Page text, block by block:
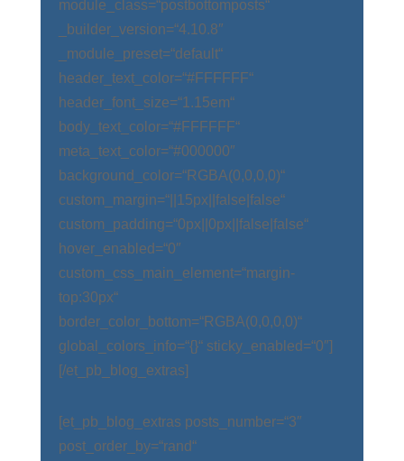
module_class=“postbottomposts“
_builder_version=“4.10.8″
_module_preset=“default“
header_text_color=“#FFFFFF“
header_font_size=“1.15em“
body_text_color=“#FFFFFF“
meta_text_color=“#000000″
background_color=“RGBA(0,0,0,0)“
custom_margin=“||15px||false|false“
custom_padding=“0px||0px||false|false“
hover_enabled=“0″
custom_css_main_element=“margin-
top:30px“
border_color_bottom=“RGBA(0,0,0,0)“
global_colors_info=“{}“ sticky_enabled=“0″]
[/et_pb_blog_extras]
[et_pb_blog_extras posts_number=“3″
post_order_by=“rand“